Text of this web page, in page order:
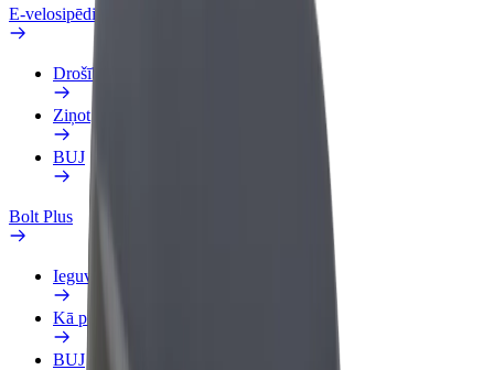
E-velosipēdi
Drošības laboratorija
Ziņot
BUJ
Bolt Plus
Ieguvumi
Kā pievienoties
BUJ